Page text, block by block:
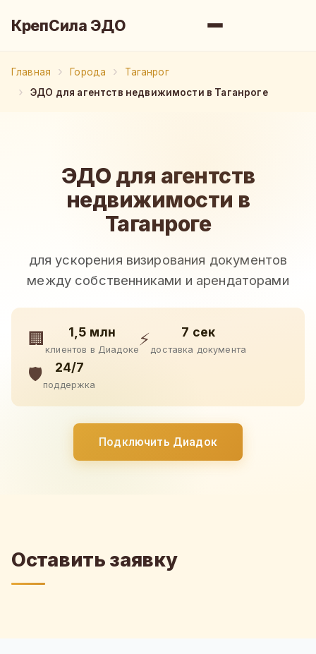
КрепСила ЭДО
Главная Города
Таганрог
ЭДО для агентств недвижимости в Таганроге
ЭДО для агентств
недвижимости в
Таганроге
для ускорения визирования документов
между собственниками и арендаторами
🏢 1,5 млн
клиентов в Диадоке
⚡ 7 сек
доставка документа
🛡️ 24/7
поддержка
Подключить Диадок
Оставить заявку